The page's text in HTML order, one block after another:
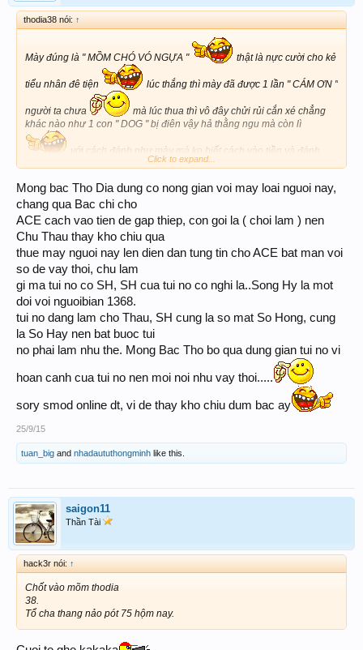
thodia38 nói: ↑
Mày đúng là " MỒM CHÓ VÓ NGỰA " thật là nực cười cho kẻ
tiểu nhân đê tiện lúc thắng thì mày đã được 1 lần " CÁM ƠN "
người ta chưa
mà lúc thua thì vô đây chửi rủi cắn xé chẳng
khác nào như 1 con " DOG " bị điên vậy hả thằng ngu mà còn lì
với cách đánh như mày mà ko biết cách vào tiền và đánh
như thế nào thì đừng nói là xe SH mà cả CĂN NHÀ mày đang ở cũng
ko còn nữa nha ku đúng là đồ: " ĂN CHÁO ĐÁ BÁT "
Click to expand...
Mong bac Tho Dia dung co nong gian voi may loai nguoi nay,
chang qua Bac chi cho
ACE cach vao tien de gap thiep, con goi la ( choi lam ) nen
Chu Thau thay kho chiu qua
thue may nguoi nay len dien dan tung tin cho ACE bat man voi
so de vay thoi, chu lam
gi ma tui no co SH, SH cua tui no co nghi la..Song Hy la mot
doi voi nguoibian 1368.
tui no dang lam cho Thau, SH cung la so mat So Hong, cung
la So Hay nen bat buoc tui
no phai lam nhu the. Mong Bac Tho bo qua dung gian tui no vi
hoan canh cua tui no nen moi noi nhu vay thoi.....
sory smod online dt, vi de thay kho chiu dum bac ay
25/9/15
tuan_big and nhadaututhongminh like this.
saigon11
Thần Tài
hack3r nói: ↑
Chốt vào mõm thodia
38.
Tổ cha thang nảo pót 75 hộm nay.